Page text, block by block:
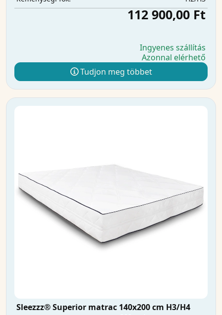
112 900,00 Ft
Ingyenes szállítás
Azonnal elérhető
Tudjon meg többet
Sleezzz® Superior matrac 140x200 cm H3/H4